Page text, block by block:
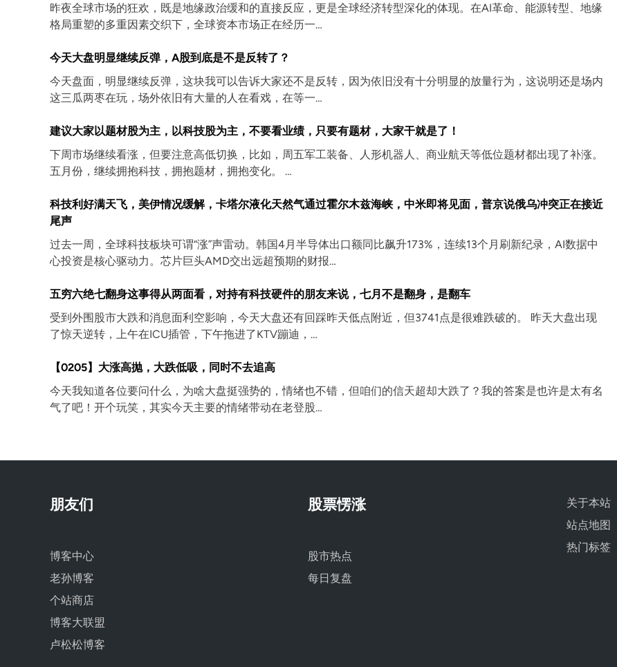
昨夜全球市场的狂欢，既是地缘政治缓和的直接反应，更是全球经济转型深化的体现。在AI革命、能源转型、地缘
格局重塑的多重因素交织下，全球资本市场正在经历一…
今天大盘明显继续反弹，A股到底是不是反转了？
今天盘面，明显继续反弹，这块我可以告诉大家还不是反转，因为依旧没有十分明显的放量行为，这说明还是场内
这三瓜两枣在玩，场外依旧有大量的人在看戏，在等一…
建议大家以题材股为主，以科技股为主，不要看业绩，只要有题材，大家干就是了！
下周市场继续看涨，但要注意高低切换，比如，周五军工装备、人形机器人、商业航天等低位题材都出现了补涨。
五月份，继续拥抱科技，拥抱题材，拥抱变化。 …
科技利好满天飞，美伊情况缓解，卡塔尔液化天然气通过霍尔木兹海峡，中米即将见面，普京说俄乌冲突正在接近
尾声
过去一周，全球科技板块可谓“涨”声雷动。韩国4月半导体出口额同比飙升173%，连续13个月刷新纪录，AI数据中
心投资是核心驱动力。芯片巨头AMD交出远超预期的财报…
五穷六绝七翻身这事得从两面看，对持有科技硬件的朋友来说，七月不是翻身，是翻车
受到外围股市大跌和消息面利空影响，今天大盘还有回踩昨天低点附近，但3741点是很难跌破的。 昨天大盘出现
了惊天逆转，上午在ICU插管，下午拖进了KTV蹦迪，…
【0205】大涨高抛，大跌低吸，同时不去追高
今天我知道各位要问什么，为啥大盘挺强势的，情绪也不错，但咱们的信天超却大跌了？我的答案是也许是太有名
气了吧！开个玩笑，其实今天主要的情绪带动在老登股…
朋友们
博客中心
老孙博客
个站商店
博客大联盟
卢松松博客
股票愣涨
股市热点
每日复盘
关于本站
站点地图
热门标签